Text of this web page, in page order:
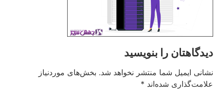
دیدگاهتان را بنویسید
نشانی ایمیل شما منتشر نخواهد شد. بخش‌های موردنیاز
علامت‌گذاری شده‌اند *